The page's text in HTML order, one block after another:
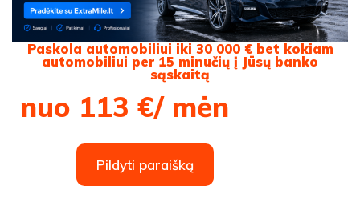
Paskola automobiliui iki 30 000 € bet kokiam
automobiliui per 15 minučių į Jūsų banko
sąskaitą
nuo 113 €/ mėn
Pildyti paraišką